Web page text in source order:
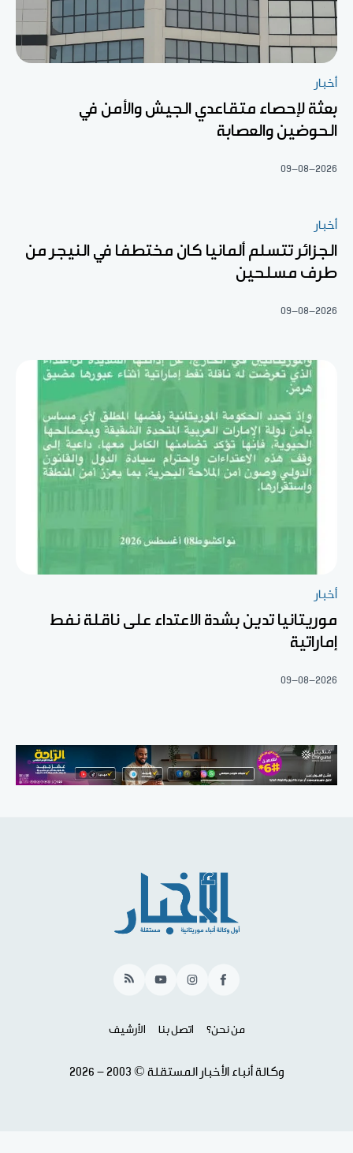
أخبار
بعثة لإحصاء متقاعدي الجيش والأمن في
الحوضين والعصابة
09-08-2026
أخبار
الجزائر تتسلم ألمانيا كان مختطفا في النيجر من
طرف مسلحين
09-08-2026
أخبار
موريتانيا تدين بشدة الاعتداء على ناقلة نفط
إماراتية
09-08-2026
Facebook
Instagram
YouTube
RSS
من نحن؟ اتصل بنا الأرشيف
وكالة أنباء الأخبار المستقلة © 2003 - 2026